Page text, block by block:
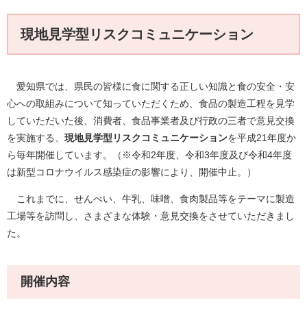
現地見学型リスクコミュニケーション
愛知県では、県民の皆様に食に関する正しい知識と食の安全・安
心への取組みについて知っていただくため、食品の製造工程を見学
していただいた後、消費者、食品事業者及び行政の三者で意見交換
を実施する、 現地見学型リスクコミュニケーションを平成21年度か
ら毎年開催しています。（※令和2年度、令和3年度及び令和4年度
は新型コロナウイルス感染症の影響により、開催中止。）
これまでに、せんべい、牛乳、味噌、食肉製品等をテーマに製造
工場等を訪問し、さまざまな体験・意見交換をさせていただきまし
た。
開催内容